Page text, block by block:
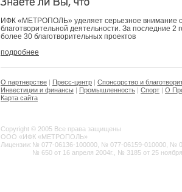
ИФК «МЕТРОПОЛЬ» уделяет серьезное внимание
благотворительной деятельности. За последние 2
более 30 благотворительных проектов
подробнее
О партнерстве | Пресс-центр | Спонсорство и
Инвестиции и финансы | Промышленность | Спорт | О
Карта сайта
Copyright © 2005 Все права защищены
ООО «ИФК «МЕТРОПОЛЬ»
Лицензии: № 077-06136-100000, № 077-06159-010000, №
№ 650 от 16 апреля 2004г., № 3185 от 25